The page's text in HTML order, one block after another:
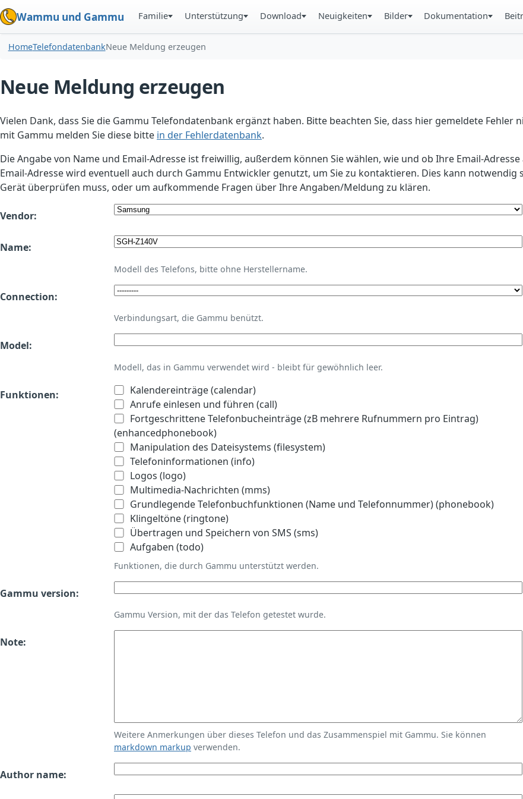
Wammu und Gammu Familie Unterstützung Download Neuigkeiten Bilder Dokumentation
HomeTelefondatenbankNeue Meldung erzeugen
Neue Meldung erzeugen
Vielen Dank, dass Sie die Gammu Telefondatenbank ergänzt haben. Bitte beachten Sie, dass hier gemeldete
mit Gammu melden Sie diese bitte in der Fehlerdatenbank.
Die Angabe von Name und Email-Adresse ist freiwillig, außerdem können Sie wählen, wie und ob Ihre Email-
Email-Adresse wird eventuell auch durch Gammu Entwickler genutzt, um Sie zu kontaktieren. Dies kann notwendig
Gerät überprüfen muss, oder um aufkommende Fragen über Ihre Angaben/Meldung zu klären.
Vendor:
Name:
Modell des Telefons, bitte ohne Herstellername.
Connection:
Verbindungsart, die Gammu benützt.
Model:
Modell, das in Gammu verwendet wird - bleibt für gewöhnlich leer.
Funktionen:
Kalendereinträge (calendar)
Anrufe einlesen und führen (call)
Fortgeschrittene Telefonbucheinträge (zB mehrere Rufnummern pro Eintrag)
(enhancedphonebook)
Manipulation des Dateisystems (filesystem)
Telefoninformationen (info)
Logos (logo)
Multimedia-Nachrichten (mms)
Grundlegende Telefonbuchfunktionen (Name und Telefonnummer) (phonebook)
Klingeltöne (ringtone)
Übertragen und Speichern von SMS (sms)
Aufgaben (todo)
Funktionen, die durch Gammu unterstützt werden.
Gammu version:
Gammu Version, mit der das Telefon getestet wurde.
Note:
Weitere Anmerkungen über dieses Telefon und das Zusammenspiel mit Gammu. Sie können
markdown markup verwenden.
Author name: